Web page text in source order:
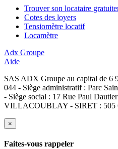
Trouver son locataire
Cotes des loyers
Tensiomètre locatif
Locamètre
Adx Groupe
Aide
SAS ADX Groupe au capital de 6
044 - Siège administratif : Parc
- Siège social : 17 Rue Paul
VILLACOUBLAY - SIRET : 505
×
Faites-vous rappeler